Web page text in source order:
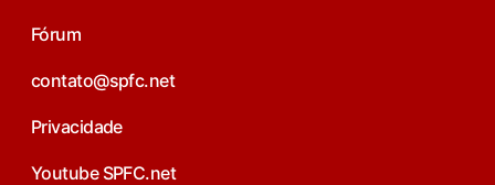
Fórum
contato@spfc.net
Privacidade
Youtube SPFC.net